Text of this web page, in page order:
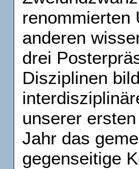
renommierten
anderen
drei
Disziplinen
unserer
Jahr das
gegenseitige